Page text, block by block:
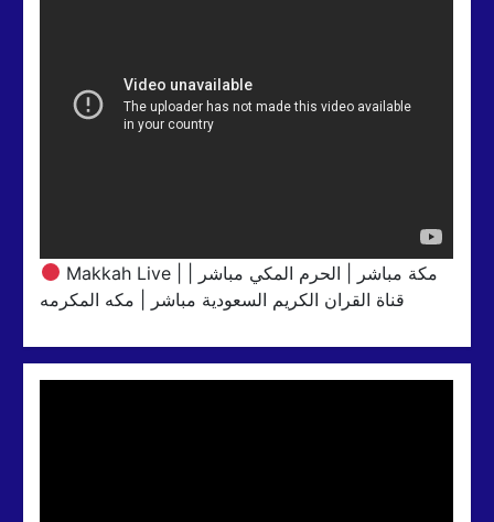
Makkah Live | مكة مباشر | الحرم المكي مباشر |
قناة القران الكريم السعودية مباشر | مكه المكرمه